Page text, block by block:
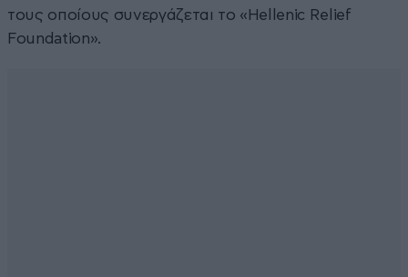
τους οποίους συνεργάζεται το «Hellenic Relief
Foundation».